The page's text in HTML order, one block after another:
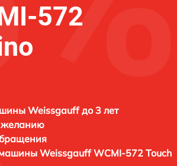
572
Weissgauff до 3 лет
желанию
Weissgauff WCMI-572 Touch